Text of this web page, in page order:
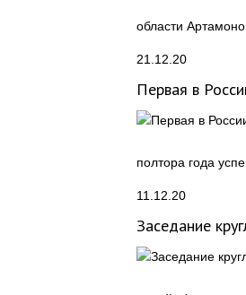
области
21.12.20
Первая в
полтора года
11.12.20
Заседание